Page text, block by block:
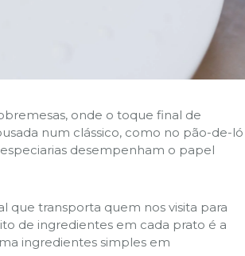
onde o toque final de
num clássico, como no pão-de-ló
especiarias desempenham o papel
que transporta quem nos visita para
de ingredientes em cada prato é a
ingredientes simples em